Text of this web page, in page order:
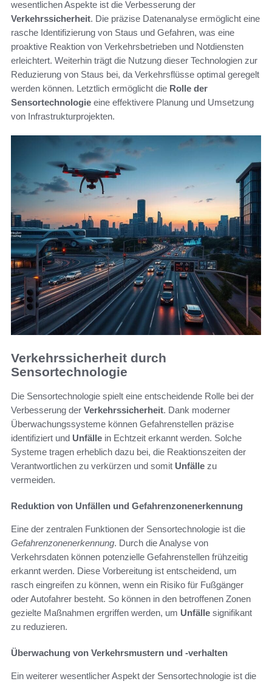
wesentlichen Aspekte ist die Verbesserung der
Verkehrssicherheit. Die präzise Datenanalyse ermöglicht eine
rasche Identifizierung von Staus und Gefahren, was eine
proaktive Reaktion von Verkehrsbetrieben und Notdiensten
erleichtert. Weiterhin trägt die Nutzung dieser Technologien zur
Reduzierung von Staus bei, da Verkehrsflüsse optimal geregelt
werden können. Letztlich ermöglicht die Rolle der
Sensortechnologie eine effektivere Planung und Umsetzung
von Infrastrukturprojekten.
Verkehrssicherheit durch
Sensortechnologie
Die Sensortechnologie spielt eine entscheidende Rolle bei der
Verbesserung der Verkehrssicherheit. Dank moderner
Überwachungssysteme können Gefahrenstellen präzise
identifiziert und Unfälle in Echtzeit erkannt werden. Solche
Systeme tragen erheblich dazu bei, die Reaktionszeiten der
Verantwortlichen zu verkürzen und somit Unfälle zu
vermeiden.
Reduktion von Unfällen und Gefahrenzonenerkennung
Eine der zentralen Funktionen der Sensortechnologie ist die
Gefahrenzonenerkennung. Durch die Analyse von
Verkehrsdaten können potenzielle Gefahrenstellen frühzeitig
erkannt werden. Diese Vorbereitung ist entscheidend, um
rasch eingreifen zu können, wenn ein Risiko für Fußgänger
oder Autofahrer besteht. So können in den betroffenen Zonen
gezielte Maßnahmen ergriffen werden, um Unfälle signifikant
zu reduzieren.
Überwachung von Verkehrsmustern und -verhalten
Ein weiterer wesentlicher Aspekt der Sensortechnologie ist die